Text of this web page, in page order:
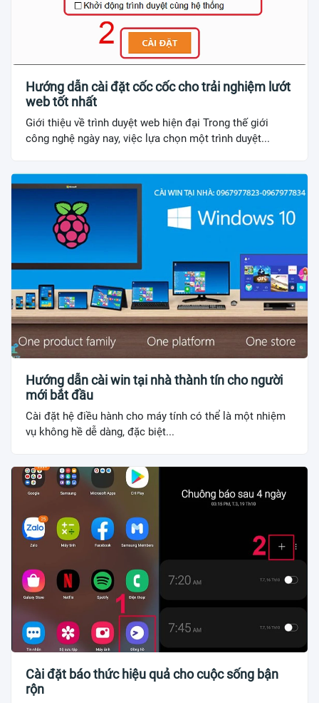
Hướng dẫn cài đặt cốc cốc cho trải nghiệm lướt
web tốt nhất
Giới thiệu về trình duyệt web hiện đại Trong thế giới
công nghệ ngày nay, việc lựa chọn một trình duyệt...
Hướng dẫn cài win tại nhà thành tín cho người
mới bắt đầu
Cài đặt hệ điều hành cho máy tính có thể là một nhiệm
vụ không hề dễ dàng, đặc biệt...
Cài đặt báo thức hiệu quả cho cuộc sống bận
rộn